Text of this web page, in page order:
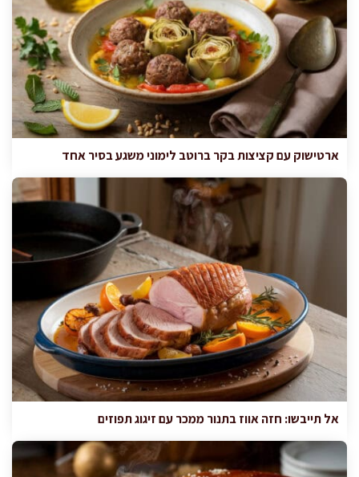
ארטישוק עם קציצות בקר ברוטב לימוני משגע בסיר אחד
אל תייבשו: חזה אווז בתנור ממכר עם זיגוג תפוזים